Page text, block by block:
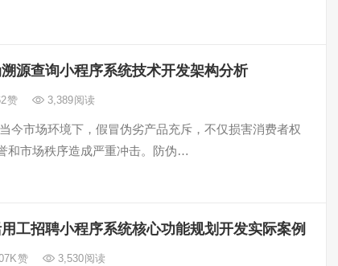
溯源查询小程序系统技术开发架构分析
赞 3,389阅读
今市场环境下，假冒伪劣产品充斥，不仅损害消费者权
和市场秩序造成严重冲击。防伪…
工招聘小程序系统核心功能规划开发实际案例
赞 3,530阅读